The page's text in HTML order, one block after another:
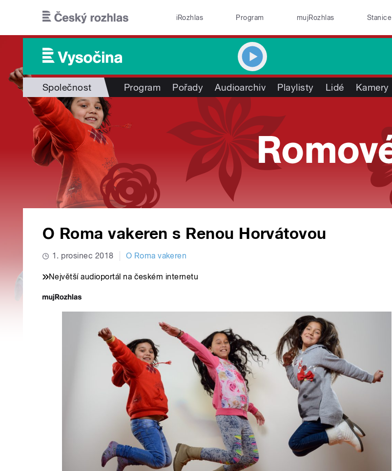
iRozhlas Program mujRozhlas Stanice
Společnost Program Pořady Audioarchiv Playlisty Lidé Kamery
O Roma vakeren s Renou Horvátovou
1. prosinec 2018 O Roma vakeren
Největší audioportál na českém internetu